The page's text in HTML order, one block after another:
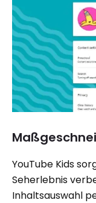
YouTube Kids
Seherlebnis
Inhaltsauswahl